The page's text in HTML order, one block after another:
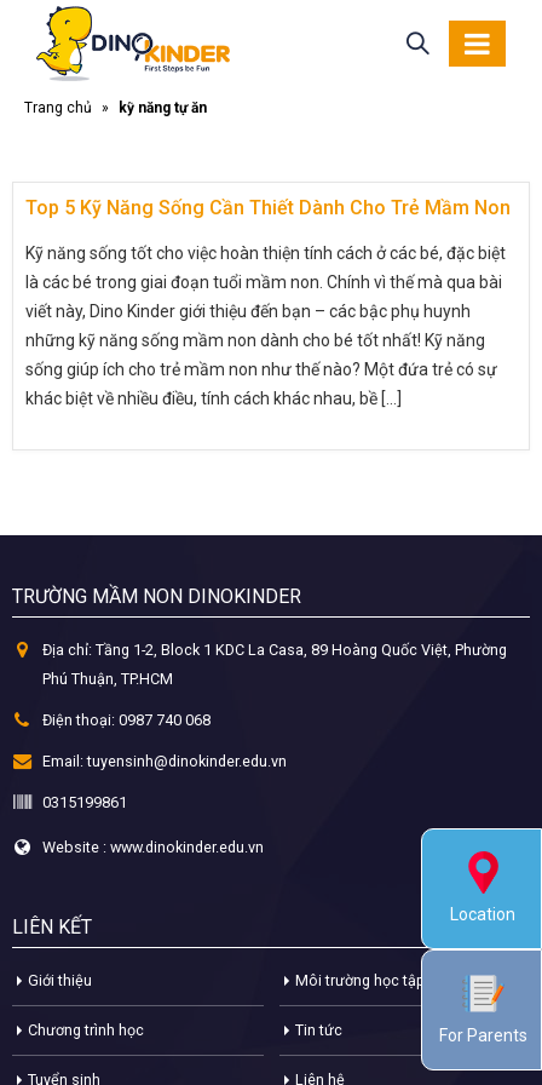
Trang chủ » kỹ năng tự ăn
Top 5 Kỹ Năng Sống Cần Thiết Dành Cho Trẻ Mầm Non
Kỹ năng sống tốt cho việc hoàn thiện tính cách ở các bé, đặc biệt
là các bé trong giai đoạn tuổi mầm non. Chính vì thế mà qua bài
viết này, Dino Kinder giới thiệu đến bạn – các bậc phụ huynh
những kỹ năng sống mầm non dành cho bé tốt nhất! Kỹ năng
sống giúp ích cho trẻ mầm non như thế nào? Một đứa trẻ có sự
khác biệt về nhiều điều, tính cách khác nhau, bề [...]
TRƯỜNG MẦM NON DINOKINDER
Địa chỉ: Tầng 1-2, Block 1 KDC La Casa, 89 Hoàng Quốc Việt, Phường
Phú Thuận, TP.HCM
Điện thoại: 0987 740 068
Email: tuyensinh@dinokinder.edu.vn
0315199861
Website : www.dinokinder.edu.vn
LIÊN KẾT
Giới thiệu
Chương trình học
Tuyển sinh
Môi trường học tập
Tin tức
Liên hệ
Location
For Parents